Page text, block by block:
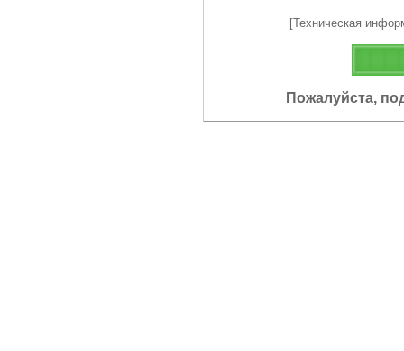
[Техническая
Пожалуйста,